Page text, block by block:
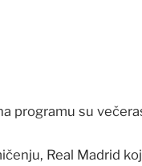
programu su
Real Madrid